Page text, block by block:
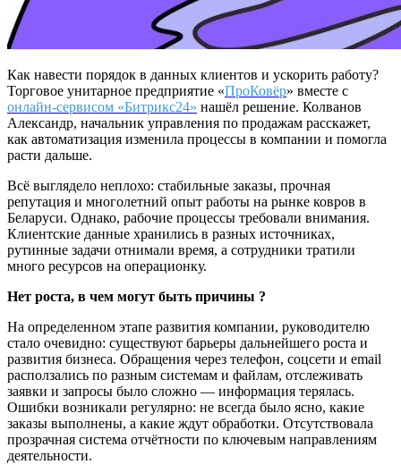
Как навести порядок в данных клиентов и ускорить работу?
Торговое унитарное предприятие «ПроКовёр» вместе с
онлайн-сервисом «Битрикс24» нашёл решение. Колванов
Александр, начальник управления по продажам расскажет,
как автоматизация изменила процессы в компании и помогла
расти дальше.
Всё выглядело неплохо: стабильные заказы, прочная
репутация и многолетний опыт работы на рынке ковров в
Беларуси. Однако, рабочие процессы требовали внимания.
Клиентские данные хранились в разных источниках,
рутинные задачи отнимали время, а сотрудники тратили
много ресурсов на операционку.
Нет роста, в чем могут быть причины ?
На определенном этапе развития компании, руководителю
стало очевидно: существуют барьеры дальнейшего роста и
развития бизнеса. Обращения через телефон, соцсети и email
расползались по разным системам и файлам, отслеживать
заявки и запросы было сложно — информация терялась.
Ошибки возникали регулярно: не всегда было ясно, какие
заказы выполнены, а какие ждут обработки. Отсутствовала
прозрачная система отчётности по ключевым направлениям
деятельности.